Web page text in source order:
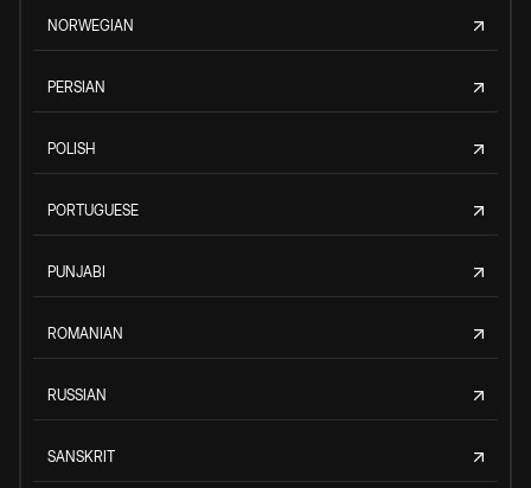
NORWEGIAN
PERSIAN
POLISH
PORTUGUESE
PUNJABI
ROMANIAN
RUSSIAN
SANSKRIT